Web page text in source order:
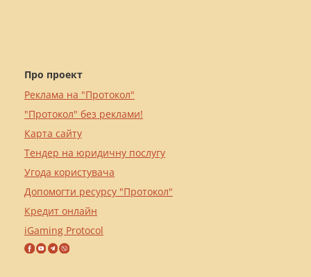
Про проект
Реклама на "Протокол"
"Протокол" без реклами!
Карта сайту
Тендер на юридичну послугу
Угода користувача
Допомогти ресурсу "Протокол"
Кредит онлайн
iGaming Protocol